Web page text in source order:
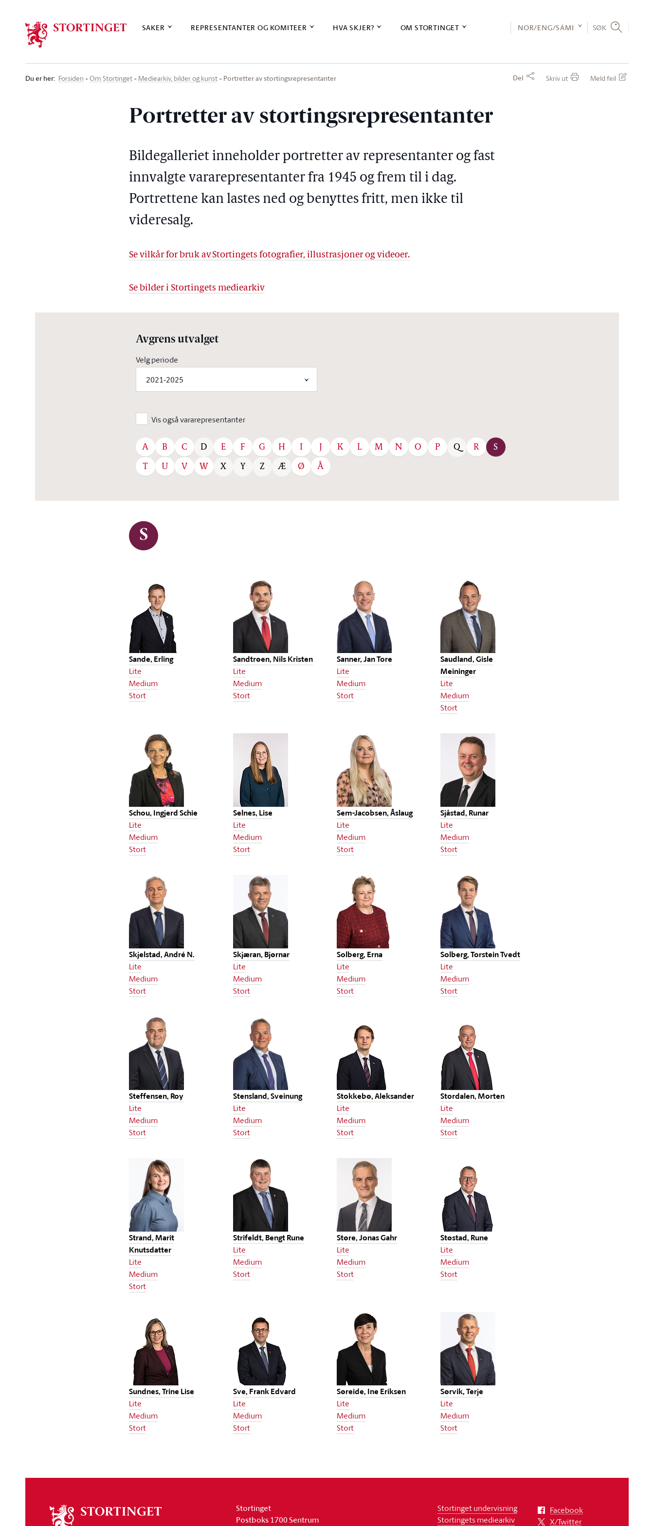
SAKER REPRESENTANTER OG KOMITEER HVA SKJER? OM STORTINGET NOR/ENG/SÁMI SØK
Du er her: Forsiden Om Stortinget Mediearkiv, bilder og kunst Portretter av stortingsrepresentanter Del Skriv ut Meld feil
Portretter av stortingsrepresentanter
Bildegalleriet inneholder portretter av representanter og fast
innvalgte vararepresentanter fra 1945 og frem til i dag.
Portrettene kan lastes ned og benyttes fritt, men ikke til
videresalg.
Se vilkår for bruk av Stortingets fotografier, illustrasjoner og videoer.
Se bilder i Stortingets mediearkiv
Avgrens utvalget
Velg periode
2021-2025
Vis også vararepresentanter
A B C D E F G H I J K L M N O P Q R S
T U V W X Y Z Æ Ø Å
S
Sande, Erling
Lite
Medium
Stort
Sandtrøen, Nils Kristen
Lite
Medium
Stort
Sanner, Jan Tore
Lite
Medium
Stort
Saudland, Gisle
Meininger
Lite
Medium
Stort
Schou, Ingjerd Schie
Lite
Medium
Stort
Selnes, Lise
Lite
Medium
Stort
Sem-Jacobsen, Åslaug
Lite
Medium
Stort
Sjåstad, Runar
Lite
Medium
Stort
Skjelstad, André N.
Lite
Medium
Stort
Skjæran, Bjørnar
Lite
Medium
Stort
Solberg, Erna
Lite
Medium
Stort
Solberg, Torstein Tvedt
Lite
Medium
Stort
Steffensen, Roy
Lite
Medium
Stort
Stensland, Sveinung
Lite
Medium
Stort
Stokkebø, Aleksander
Lite
Medium
Stort
Stordalen, Morten
Lite
Medium
Stort
Strand, Marit
Knutsdatter
Lite
Medium
Stort
Strifeldt, Bengt Rune
Lite
Medium
Stort
Støre, Jonas Gahr
Lite
Medium
Stort
Støstad, Rune
Lite
Medium
Stort
Sundnes, Trine Lise
Lite
Medium
Stort
Sve, Frank Edvard
Lite
Medium
Stort
Søreide, Ine Eriksen
Lite
Medium
Stort
Sørvik, Terje
Lite
Medium
Stort
stortinget
Stortinget
Postboks 1700 Sentrum
Stortinget undervisning
Stortingets mediearkiv
Facebook
X/Twitter